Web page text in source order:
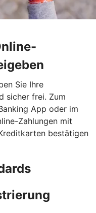
Sie Ihre
sicher frei. Zum
App oder im
Zahlungen mit
bestätigen